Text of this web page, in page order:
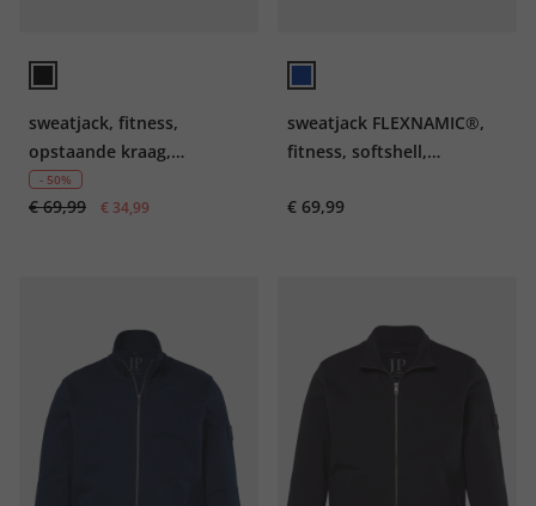
sweatjack, fitness,
opstaande kraag,
QuickDry, tot 7XL
- 50%
€ 69,99 € 34,99
sweatjack FLEXNAMIC®,
fitness, softshell,
€ 69,99